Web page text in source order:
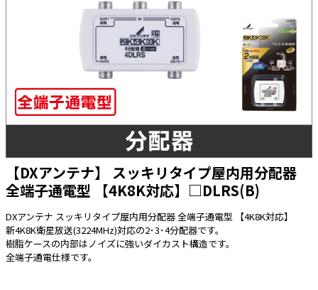
エアコン・換気扇・空調資材
太陽光発電ケーブル・コネクタ・関連資
電源ケーブル／コネクタ／分電盤／ブレ
照明・照明器具
スイッチ・コンセント（配線器具）
PF管/FEP管/CD管/情報線保護管
みカバー
工具関連
EV充電設備工事関連
太陽光発電工事
ホテル・病院向け
【DXアンテナ】 スッキリタイプ屋内用分配器
全端子通電型 【4K8K対応】□DLRS(B)
DXアンテナ スッキリタイプ屋内用分配器 全端子通電型 【4K8K対応】
新4K8K衛星放送(3224MHz)対応の2･3･4分配器です。
樹脂ケースの内部はノイズに強いダイカスト構造です。
全端子通電仕様です。